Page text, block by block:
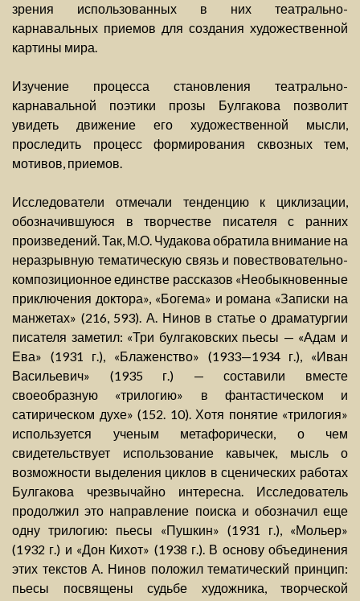
зрения использованных в них театрально-
карнавальных приемов для создания художественной
картины мира.
Изучение процесса становления театрально-
карнавальной поэтики прозы Булгакова позволит
увидеть движение его художественной мысли,
проследить процесс формирования сквозных тем,
мотивов, приемов.
Исследователи отмечали тенденцию к циклизации,
обозначившуюся в творчестве писателя с ранних
произведений. Так, М.О. Чудакова обратила внимание на
неразрывную тематическую связь и повествовательно-
композиционное единстве рассказов «Необыкновенные
приключения доктора», «Богема» и романа «Записки на
манжетах» (216, 593). А. Нинов в статье о драматургии
писателя заметил: «Три булгаковских пьесы — «Адам и
Ева» (1931 г.), «Блаженство» (1933—1934 г.), «Иван
Васильевич» (1935 г.) — составили вместе
своеобразную «трилогию» в фантастическом и
сатирическом духе» (152. 10). Хотя понятие «трилогия»
используется ученым метафорически, о чем
свидетельствует использование кавычек, мысль о
возможности выделения циклов в сценических работах
Булгакова чрезвычайно интересна. Исследователь
продолжил это направление поиска и обозначил еще
одну трилогию: пьесы «Пушкин» (1931 г.), «Мольер»
(1932 г.) и «Дон Кихот» (1938 г.). В основу объединения
этих текстов А. Нинов положил тематический принцип:
пьесы посвящены судьбе художника, творческой